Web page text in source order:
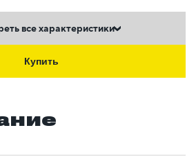
все характеристики
Купить